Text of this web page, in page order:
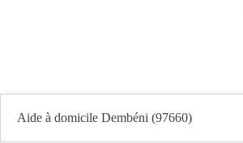
Aide à domicile Dembéni (97660)